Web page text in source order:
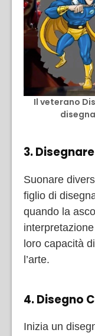
Il veterano
3.
Suonare
figlio di
quando la
loro capacità
l’arte.
4. Disegno
Inizia un